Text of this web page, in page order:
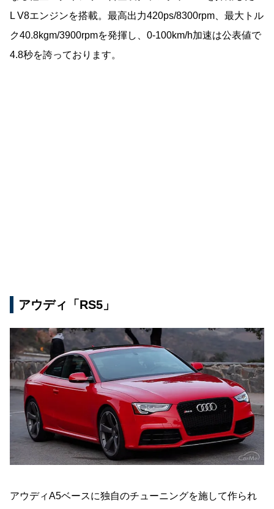
L V8エンジンを搭載。最高出力420ps/8300rpm、最大トル
ク40.8kgm/3900rpmを発揮し、0-100km/h加速は公表値で
4.8秒を誇っております。
アウディ「RS5」
アウディA5ベースに独自のチューニングを施して作られ